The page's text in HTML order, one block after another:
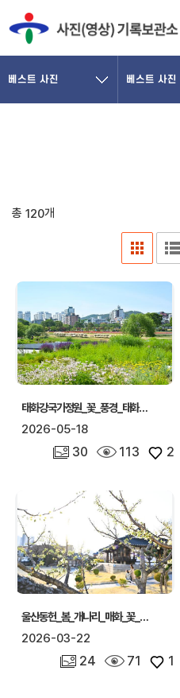
베스트 사진 베스트 사진
총 120개
이미지 리스트
태화강국가정원_꽃_풍경_태화강_하늘_자연
2026-05-18
사진 개수 30 조회수 113좋아요 2
울산동헌_봄_개나리_매화_꽃_하늘_풍경_자연 (31)
2026-03-22
사진 개수 24 조회수 71좋아요 1